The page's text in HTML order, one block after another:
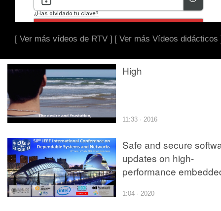
[ Ver más vídeos de RTV ] [ Ver más Vídeos didácticos
High
11:33 · 2016
Safe and secure
updates on high-
performance
1:04 · 2020